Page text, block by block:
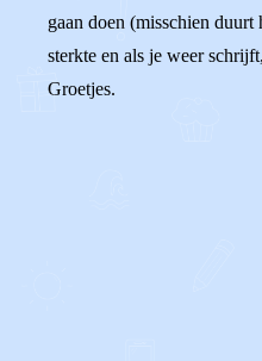
gaan doen (misschien
sterkte en als je weer
Groetjes.